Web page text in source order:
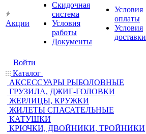
Акции
Скидочная
система
Условия
работы
Документы
Условия
оплаты
Условия
доставки
Войти
Каталог
АКСЕССУАРЫ РЫБОЛОВНЫЕ
ГРУЗИЛА, ДЖИГ-ГОЛОВКИ
ЖЕРЛИЦЫ, КРУЖКИ
ЖИЛЕТЫ СПАСАТЕЛЬНЫЕ
КАТУШКИ
КРЮЧКИ, ДВОЙНИКИ, ТРОЙНИКИ